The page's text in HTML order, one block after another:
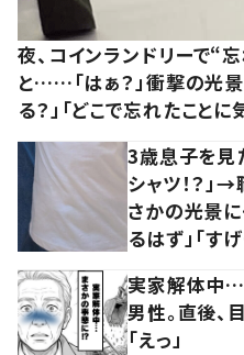
夜、コインランドリーで“
と……「はぁ？」衝撃の光景
る？」「どこで忘れたことに
3歳息子を見
シャツ！？」
さかの光景
るはず」「すげ
実家解体中
男性。直後
「えっ」